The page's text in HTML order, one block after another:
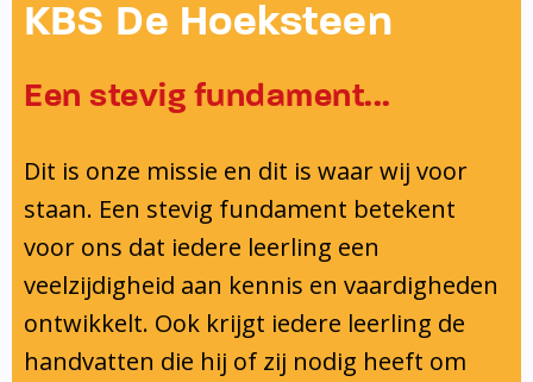
Onderwijsinspectie
KBS De Hoeksteen
Een stevig fundament...
Dit is onze missie en dit is waar wij voor
staan. Een stevig fundament betekent
voor ons dat iedere leerling een
veelzijdigheid aan kennis en vaardigheden
ontwikkelt. Ook krijgt iedere leerling de
handvatten die hij of zij nodig heeft om